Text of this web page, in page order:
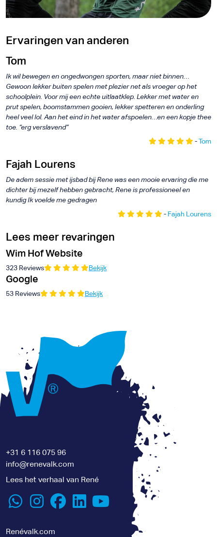
Ervaringen van anderen
Tom
Ik wil bewegen en ongedwongen sporten, maar niet binnen…
Gewoon lekker buiten spelen met plezier net als vroeger op het
schoolplein. Voor mij een echte uitlaatklep. Lekker met water en
prut spelen, boomstammen gooien, lekker spetteren en onderling
heel veel lol. Aan het eind in het water afspoelen…en een kopje thee
toe. “erg verslavend”
-Tom
Fajah Lourens
De adem sessie met ijsbad bij Rene was een mooie ervaring die me
dichter bij mezelf hebben gebracht, Rene is professioneel en
kundig Ik voelde me gedragen
- Fajah Lourens
Lees meer revaringen
Wim Hof Website
323 Reviews Bekijk
Google
53 Reviews Bekijk
+31 6 116 075 96
info@renevalk.com
Lees het verhaal van René
Renévalk.com